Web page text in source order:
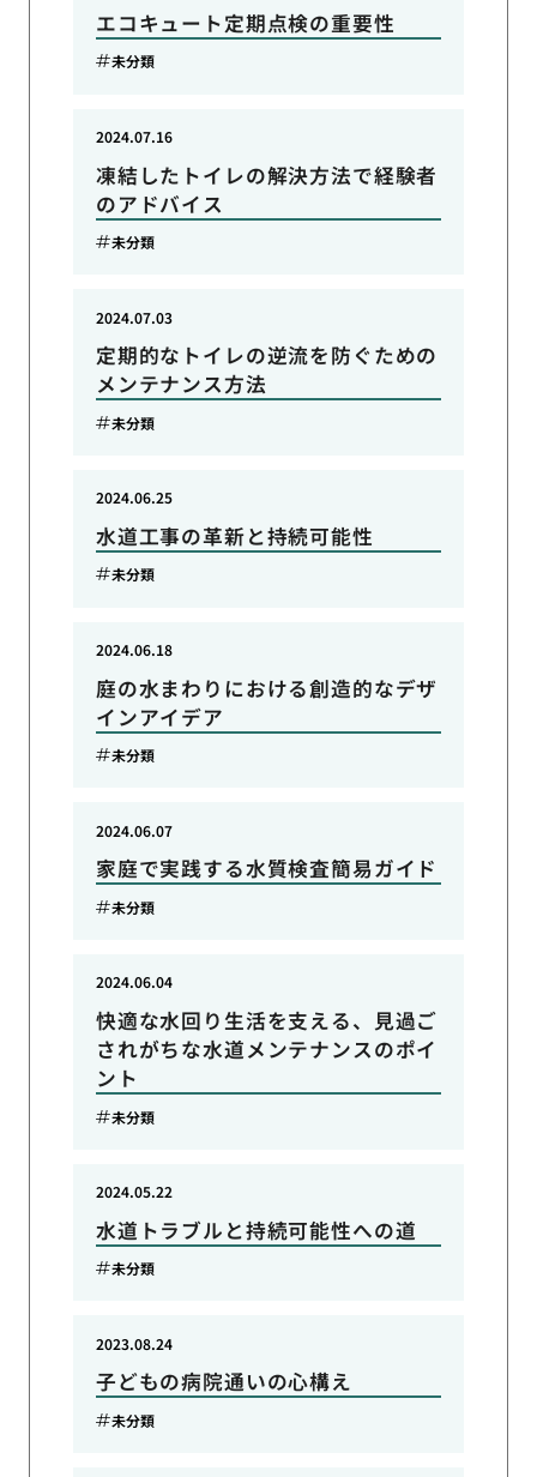
エコキュート定期点検の重要性
未分類
凍結したトイレの解決方法で経験者
のアドバイス
2024.07.16
未分類
定期的なトイレの逆流を防ぐための
メンテナンス方法
2024.07.03
未分類
水道工事の革新と持続可能性
2024.06.25
未分類
庭の水まわりにおける創造的なデザ
インアイデア
2024.06.18
未分類
家庭で実践する水質検査簡易ガイド
2024.06.07
未分類
快適な水回り生活を支える、見過ご
されがちな水道メンテナンスのポイ
ント
2024.06.04
未分類
水道トラブルと持続可能性への道
2024.05.22
未分類
子どもの病院通いの心構え
2023.08.24
未分類